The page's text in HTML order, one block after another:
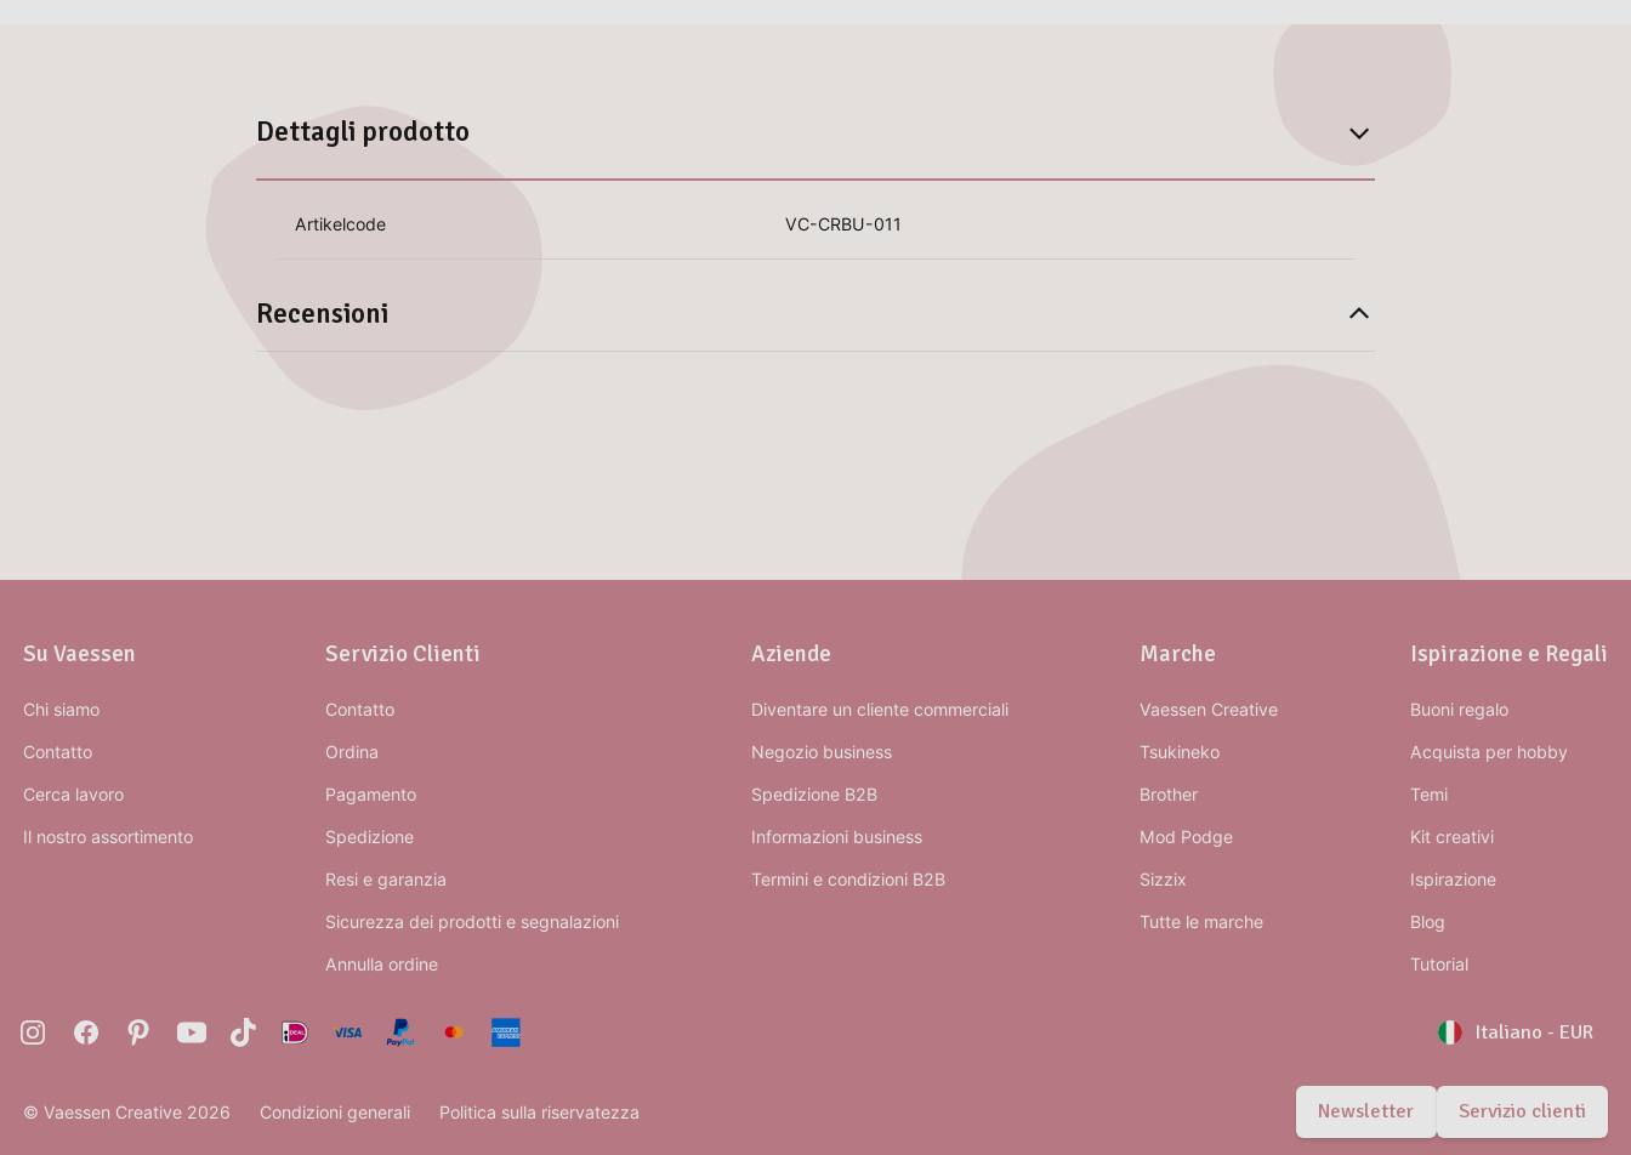
Dettagli prodotto
Artikelcode VC-CRBU-011
Recensioni
Su Vaessen
Chi siamo
Contatto
Cerca lavoro
Il nostro assortimento
Servizio Clienti
Contatto
Ordina
Pagamento
Spedizione
Resi e garanzia
Sicurezza dei prodotti e segnalazioni
Annulla ordine
Aziende
Diventare un cliente commerciali
Negozio business
Spedizione B2B
Informazioni business
Termini e condizioni B2B
Marche
Vaessen Creative
Tsukineko
Brother
Mod Podge
Sizzix
Tutte le marche
Ispirazione e Regali
Buoni regalo
Acquista per hobby
Temi
Kit creativi
Ispirazione
Blog
Tutorial
Italiano - EUR
Newsletter Servizio clienti
© Vaessen Creative 2026 Condizioni generali Politica sulla riservatezza